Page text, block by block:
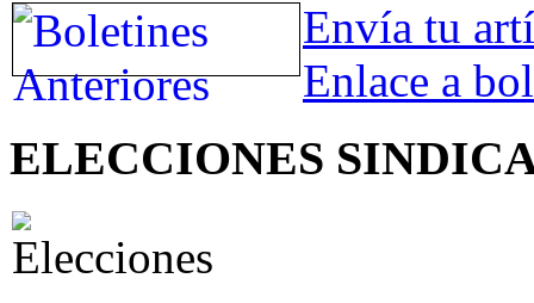
Envía tu
Enlace a
ELECCIONES